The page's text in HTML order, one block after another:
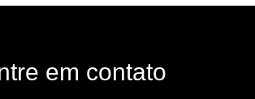
em contato